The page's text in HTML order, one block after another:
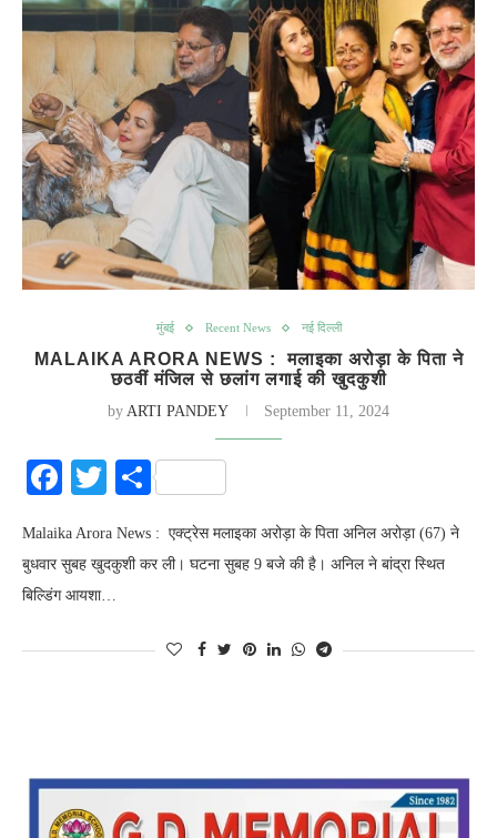
मुंबई Recent News नई दिल्ली
MALAIKA ARORA NEWS : मलाइका अरोड़ा के पिता ने
छठवीं मंजिल से छलांग लगाई की खुदकुशी
by ARTI PANDEY September 11, 2024
Facebook
Twitter
Share
Malaika Arora News : एक्ट्रेस मलाइका अरोड़ा के पिता अनिल अरोड़ा (67) ने
बुधवार सुबह खुदकुशी कर ली। घटना सुबह 9 बजे की है। अनिल ने बांद्रा स्थित
बिल्डिंग आयशा…